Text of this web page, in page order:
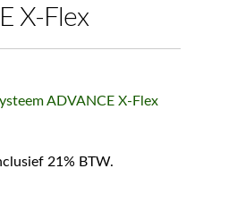
X-Flex
ADVANCE X-Flex
21% BTW.